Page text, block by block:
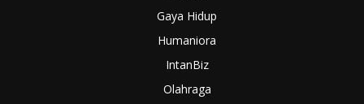
Gaya Hidup
Humaniora
IntanBiz
Olahraga